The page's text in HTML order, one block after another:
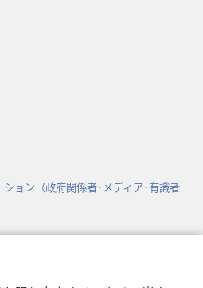
ョン（政府関係者･メディア･有識者